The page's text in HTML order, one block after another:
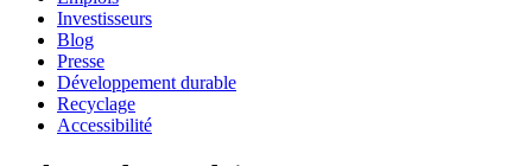
Investisseurs
Blog
Presse
Développement durable
Recyclage
Accessibilité